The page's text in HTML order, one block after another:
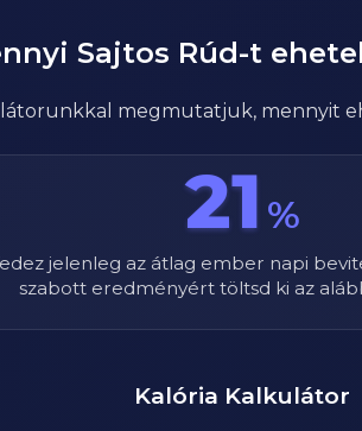
Sajtos Rúd-t
megmutatjuk, mennyit
21 %
jelenleg az átlag ember napi
szabott eredményért töltsd ki az
Kalória Kalkulátor